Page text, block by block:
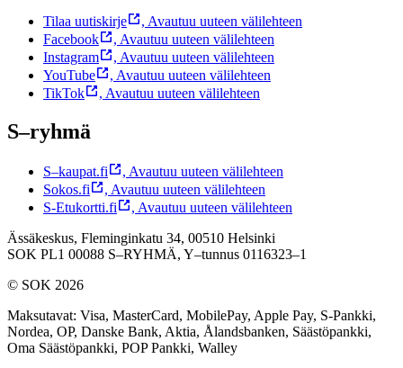
Tilaa uutiskirje , Avautuu uuteen välilehteen
Facebook
, Avautuu uuteen välilehteen
Instagram
, Avautuu uuteen välilehteen
YouTube
, Avautuu uuteen välilehteen
TikTok
, Avautuu uuteen välilehteen
S–ryhmä
S–kaupat.fi , Avautuu uuteen välilehteen
Sokos.fi
, Avautuu uuteen välilehteen
S-Etukortti.fi
, Avautuu uuteen välilehteen
Ässäkeskus, Fleminginkatu 34, 00510 Helsinki
SOK PL1 00088 S–RYHMÄ, Y–tunnus 0116323–1
© SOK 2026
Maksutavat: Visa, MasterCard, MobilePay, Apple Pay, S-Pankki,
Nordea, OP, Danske Bank, Aktia, Ålandsbanken, Säästöpankki,
Oma Säästöpankki, POP Pankki, Walley